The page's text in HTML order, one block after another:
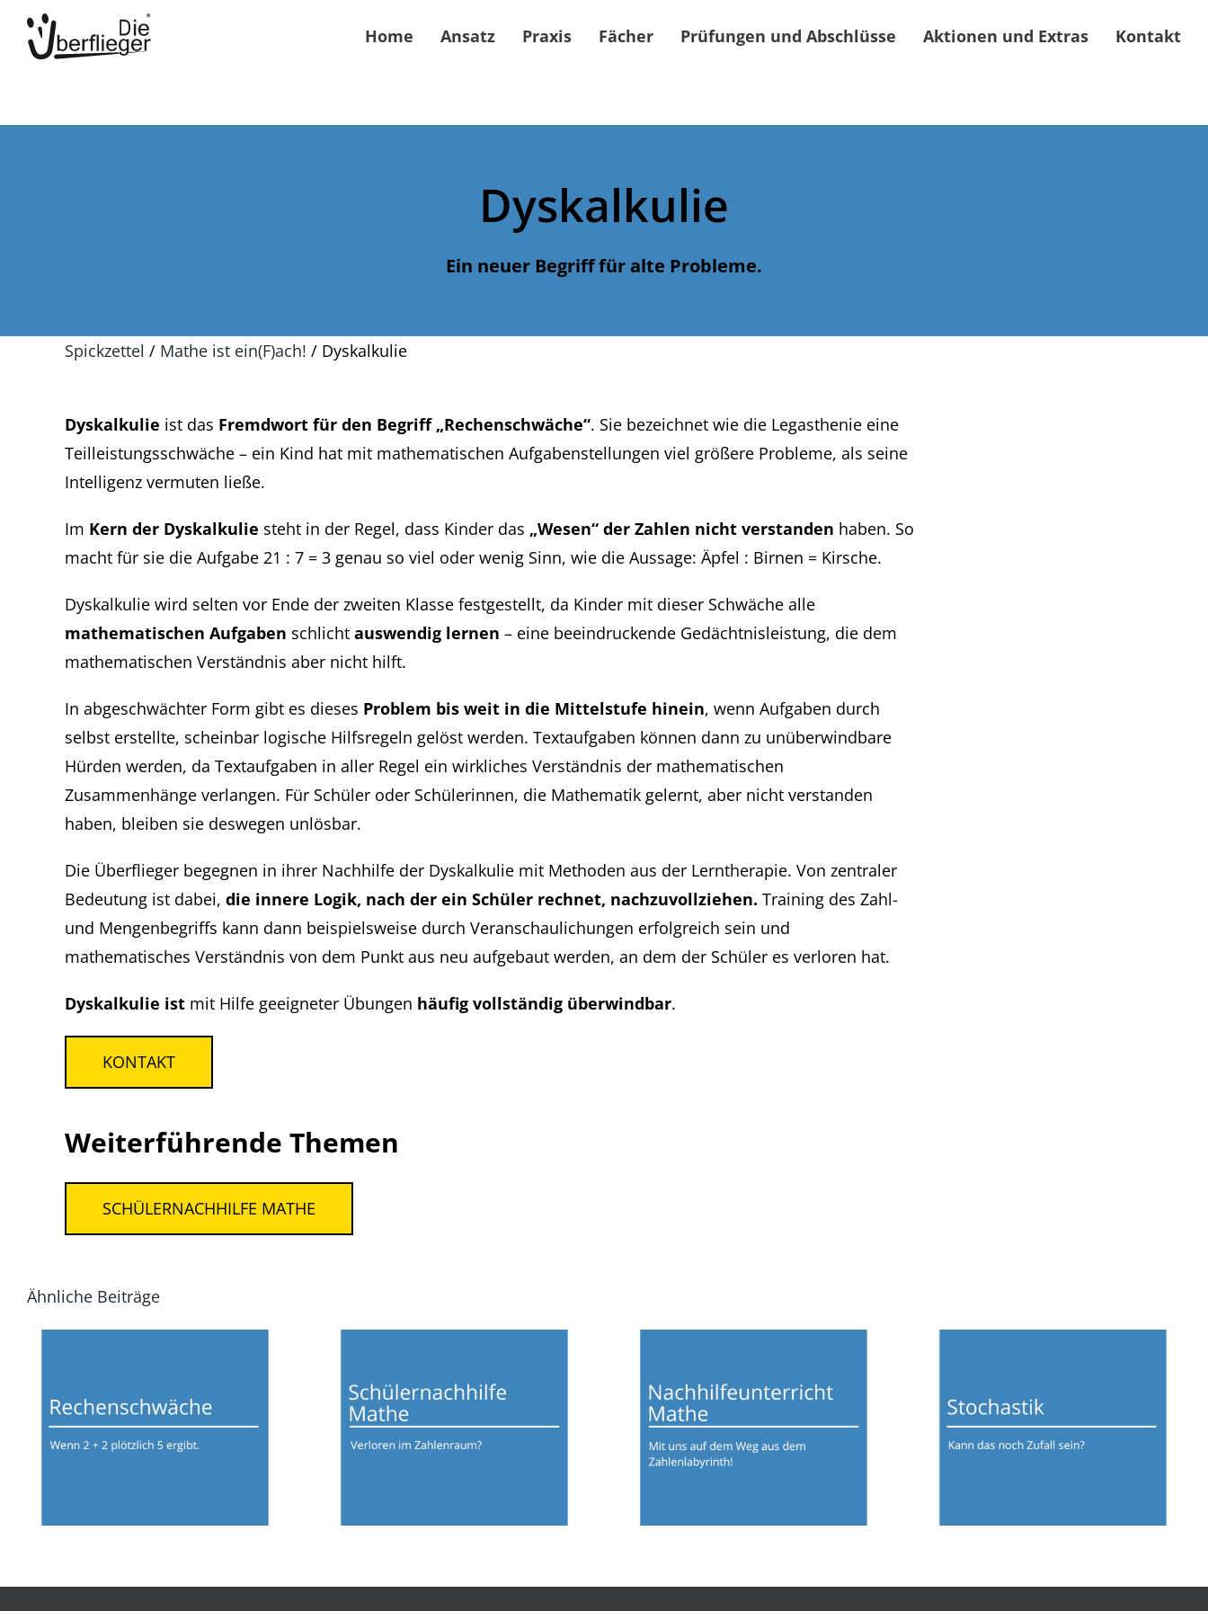
Zum
Inhalt
Home Ansatz Praxis Fächer Prüfungen und Abschlüsse Aktionen und Extras Kontakt
Dyskalkulie
Ein neuer Begriff für alte Probleme.
Spickzettel / Mathe ist ein(F)ach! / Dyskalkulie
Dyskalkulie ist das Fremdwort für den Begriff „Rechenschwäche“. Sie bezeichnet wie die Legasthenie eine
Teilleistungsschwäche – ein Kind hat mit mathematischen Aufgabenstellungen viel größere Probleme, als seine
Intelligenz vermuten ließe.
Im Kern der Dyskalkulie steht in der Regel, dass Kinder das „Wesen“ der Zahlen nicht verstanden haben. So
macht für sie die Aufgabe 21 : 7 = 3 genau so viel oder wenig Sinn, wie die Aussage: Äpfel : Birnen = Kirsche.
Dyskalkulie wird selten vor Ende der zweiten Klasse festgestellt, da Kinder mit dieser Schwäche alle
mathematischen Aufgaben schlicht auswendig lernen – eine beeindruckende Gedächtnisleistung, die dem
mathematischen Verständnis aber nicht hilft.
In abgeschwächter Form gibt es dieses Problem bis weit in die Mittelstufe hinein, wenn Aufgaben durch
selbst erstellte, scheinbar logische Hilfsregeln gelöst werden. Textaufgaben können dann zu unüberwindbare
Hürden werden, da Textaufgaben in aller Regel ein wirkliches Verständnis der mathematischen
Zusammenhänge verlangen. Für Schüler oder Schülerinnen, die Mathematik gelernt, aber nicht verstanden
haben, bleiben sie deswegen unlösbar.
Die Überflieger begegnen in ihrer Nachhilfe der Dyskalkulie mit Methoden aus der Lerntherapie. Von zentraler
Bedeutung ist dabei, die innere Logik, nach der ein Schüler rechnet, nachzuvollziehen. Training des Zahl-
und Mengenbegriffs kann dann beispielsweise durch Veranschaulichungen erfolgreich sein und
mathematisches Verständnis von dem Punkt aus neu aufgebaut werden, an dem der Schüler es verloren hat.
Dyskalkulie istmit Hilfe geeigneter Übungen häufig vollständig überwindbar.
KONTAKT
Weiterführende Themen
SCHÜLERNACHHILFE MATHE
Ähnliche Beiträge
Rechenschwäche
Schülernachhilfe
Nachhilfeunterricht
Mathe
Stochastik